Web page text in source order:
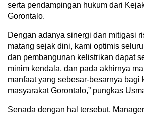
serta pendampingan hukum dari
Gorontalo.
Dengan adanya sinergi dan mitigasi
matang sejak dini, kami optimis
dan pembangunan kelistrikan dapat
minim kendala, dan pada akhirnya
manfaat yang sebesar-besarnya bagi
masyarakat Gorontalo,” pungkas
Senada dengan hal tersebut,